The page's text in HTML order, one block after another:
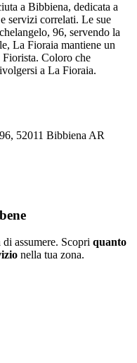
a Bibbiena, dedicata a
servizi correlati. Le sue
96, servendo la
La Fioraia mantiene un
Coloro che
a La Fioraia.
52011 Bibbiena AR
assumere. Scopri quanto
nella tua zona.